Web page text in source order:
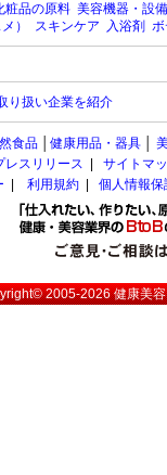
粧品の原料 美容機器・設備
） スキンケア 入浴剤
り扱い企業を紹介
食品 健康用品・器具
レスリリース
サイトマ
利用規約 個人情報
2005-2026健康美